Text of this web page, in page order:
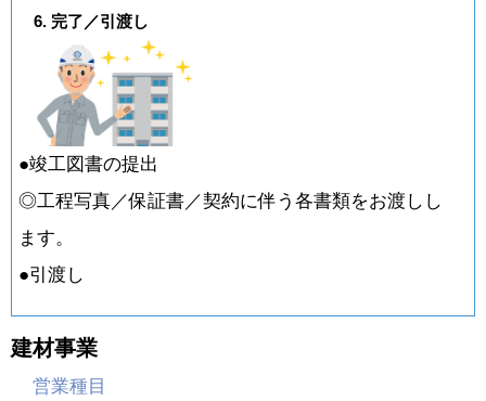
6. 完了／引渡し
●竣工図書の提出
◎工程写真／保証書／契約に伴う各書類をお渡しし
ます。
●引渡し
建材事業
営業種目